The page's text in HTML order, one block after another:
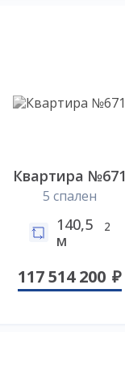
Квартира №671
5 спален
140,5
м
2
117 514 200